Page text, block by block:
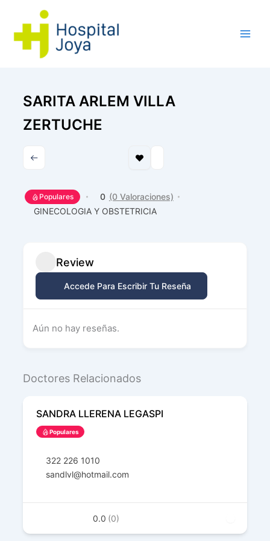
contenido
SARITA ARLEM VILLA
ZERTUCHE
Populares 0 (0 Valoraciones)
GINECOLOGIA Y OBSTETRICIA
Review
Accede Para Escribir Tu Reseña
Aún no hay reseñas.
Doctores Relacionados
SANDRA LLERENA LEGASPI
Populares
322 226 1010
sandlvl@hotmail.com
0.0 (0)